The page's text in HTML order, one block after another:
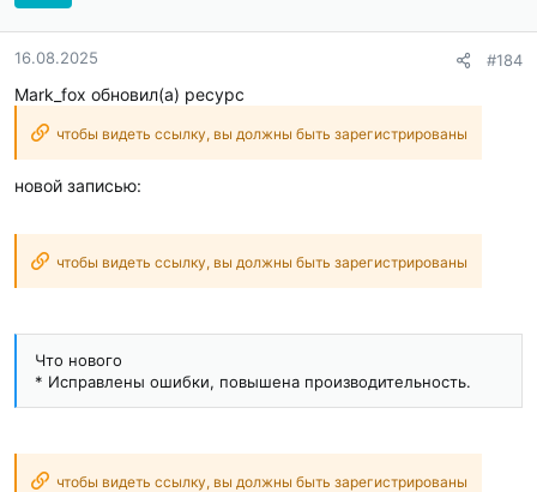
16.08.2025 #184
Mark_fox обновил(а) ресурс
чтобы видеть ссылку, вы должны быть зарегистрированы
новой записью:
чтобы видеть ссылку, вы должны быть зарегистрированы
Что нового
* Исправлены ошибки, повышена производительность.
чтобы видеть ссылку, вы должны быть зарегистрированы